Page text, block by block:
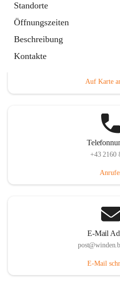
Standorte
Öffnungszeiten
Beschreibung
Kontakte
Auf Karte
+43 2160
E-Mail
E-Mail